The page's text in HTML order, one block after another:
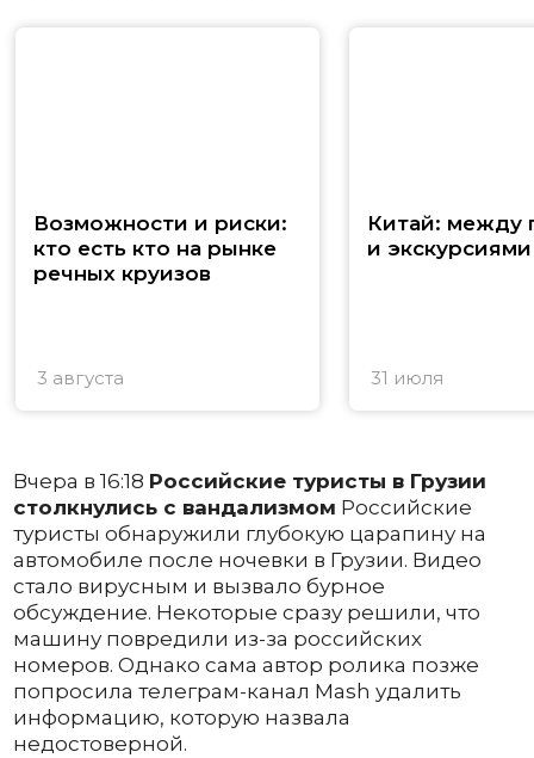
Возможности и риски:
кто есть кто на рынке
речных круизов
3 августа
Китай: между
и экскурсиями
31 июля
Вчера в 16:18 Российские туристы в Грузии
столкнулись с вандализмом Российские
туристы обнаружили глубокую царапину на
автомобиле после ночевки в Грузии. Видео
стало вирусным и вызвало бурное
обсуждение. Некоторые сразу решили, что
машину повредили из-за российских
номеров. Однако сама автор ролика позже
попросила телеграм-канал Mash удалить
информацию, которую назвала
недостоверной.